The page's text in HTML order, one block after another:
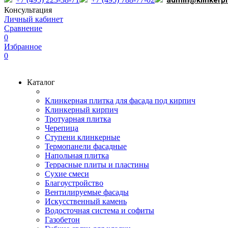
Консультация
Личный кабинет
Сравнение
0
Избранное
0
Каталог
Клинкерная плитка для фасада под кирпич
Клинкерный кирпич
Тротуарная плитка
Черепица
Ступени клинкерные
Термопанели фасадные
Напольная плитка
Террасные плиты и пластины
Сухие смеси
Благоустройство
Вентилируемые фасады
Искусственный камень
Водосточная система и софиты
Газобетон